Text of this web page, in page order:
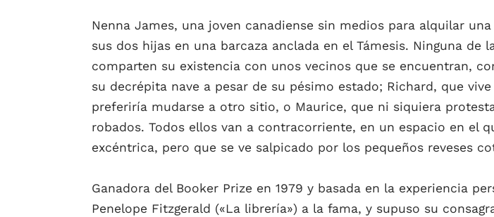
Nenna James, una joven canadiense sin medios para alquilar
sus dos hijas en una barcaza anclada en el Támesis. Ninguna
comparten su existencia con unos vecinos que se encuentran,
su decrépita nave a pesar de su pésimo estado; Richard, que
preferiría mudarse a otro sitio, o Maurice, que ni siquiera
robados. Todos ellos van a contracorriente, en un espacio en el
excéntrica, pero que se ve salpicado por los pequeños reveses
Ganadora del Booker Prize en 1979 y basada en la experiencia
Penelope Fitzgerald («La librería») a la fama, y supuso su